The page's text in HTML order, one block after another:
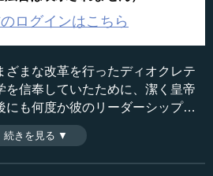
ログインはこちら
ざまな改革を行ったディオクレテ
を信奉していたために、潔く皇帝
にも何度か彼のリーダーシップが
が二度と皇帝の座に戻ることはな
ローマ史を通じて他にない、と本
中第4話）
続きを見る ▼